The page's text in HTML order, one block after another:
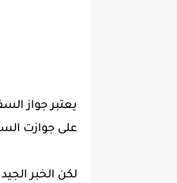
يعتبر جواز
على جوازت